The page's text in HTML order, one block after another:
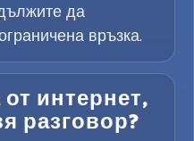
да
връзка.
интернет,
разговор?